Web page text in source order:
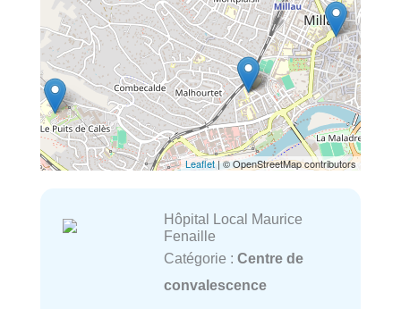
Leaflet| © OpenStreetMap contributors
Hôpital Local Maurice
Fenaille
Catégorie : Centre de
convalescence